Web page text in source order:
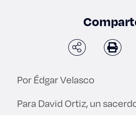
Sustentabilidad
Por Édgar Velasco
Para David Ortiz, un